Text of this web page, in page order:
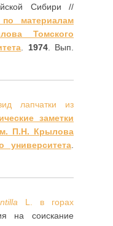
Сибири //
по материалам
Томского
. 1974. Вып.
лапчатки из
заметки
П.Н. Крылова
университета.
L. в горах
на соискание